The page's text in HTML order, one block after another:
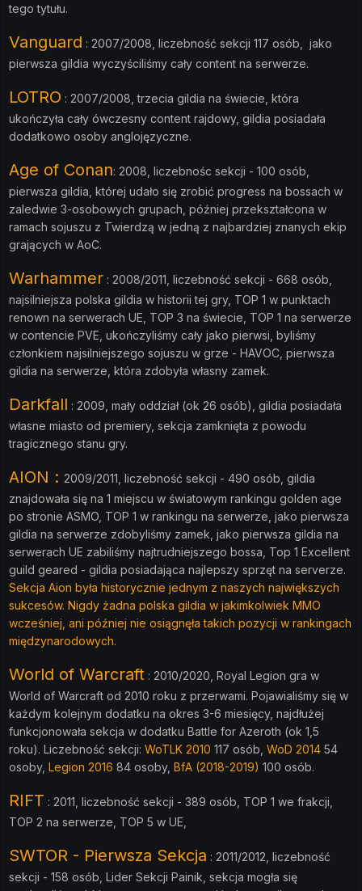
tego tytułu.
Vanguard : 2007/2008, liczebność sekcji 117 osób, jako
pierwsza gildia wyczyściliśmy cały content na serwerze.
LOTRO : 2007/2008, trzecia gildia na świecie, która
ukończyła cały ówczesny content rajdowy, gildia posiadała
dodatkowo osoby anglojęzyczne.
Age of Conan: 2008, liczebnośc sekcji - 100 osób,
pierwsza gildia, której udało się zrobić progress na bossach w
zaledwie 3-osobowych grupach, później przekształcona w
ramach sojuszu z Twierdzą w jedną z najbardziej znanych ekip
grających w AoC.
Warhammer : 2008/2011, liczebność sekcji - 668 osób,
najsilniejsza polska gildia w historii tej gry, TOP 1 w punktach
renown na serwerach UE, TOP 3 na świecie, TOP 1 na serwerze
w contencie PVE, ukończyliśmy cały jako pierwsi, byliśmy
członkiem najsilniejszego sojuszu w grze - HAVOC, pierwsza
gildia na serwerze, która zdobyła własny zamek.
Darkfall : 2009, mały oddział (ok 26 osób), gildia posiadała
własne miasto od premiery, sekcja zamknięta z powodu
tragicznego stanu gry.
AION : 2009/2011 , liczebność sekcji - 490 osób, gildia
znajdowała się na 1 miejscu w światowym rankingu golden age
po stronie ASMO, TOP 1 w rankingu na serwerze, jako pierwsza
gildia na serwerze zdobyliśmy zamek, jako pierwsza gildia na
serwerach UE zabiliśmy najtrudniejszego bossa, Top 1 Excellent
guild geared - gildia posiadająca najlepszy sprzęt na serverze.
Sekcja Aion była historycznie jednym z naszych największych
sukcesów. Nigdy żadna polska gildia w jakimkolwiek MMO
wcześniej, ani później nie osiągnęła takich pozycji w rankingach
międzynarodowych.
World of Warcraft : 2010/2020, Royal Legion gra w
World of Warcraft od 2010 roku z przerwami. Pojawialiśmy się w
każdym kolejnym dodatku na okres 3-6 miesięcy, najdłużej
funkcjonowała sekcja w dodatku Battle for Azeroth (ok 1,5
roku). Liczebność sekcji: WoTLK 2010 117 osób, WoD 2014 54
osoby, Legion 2016 84 osoby, BfA (2018-2019) 100 osób.
RIFT : 2011, liczebność sekcji - 389 osób, TOP 1 we frakcji,
TOP 2 na serwerze, TOP 5 w UE,
SWTOR - Pierwsza Sekcja : 2011/2012, liczebność
sekcji - 158 osób, Lider Sekcji Painik, sekcja mogła się